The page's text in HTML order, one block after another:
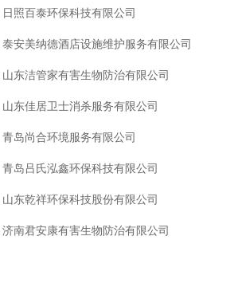
日照百泰环保科技有限公司
泰安美纳德酒店设施维护服务有限公司
山东洁管家有害生物防治有限公司
山东佳居卫士消杀服务有限公司
青岛尚合环境服务有限公司
青岛吕氏泓鑫环保科技有限公司
山东乾祥环保科技股份有限公司
济南君安康有害生物防治有限公司